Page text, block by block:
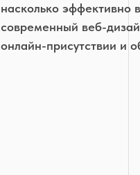
насколько эффективно
современный веб-
онлайн-присутствии и